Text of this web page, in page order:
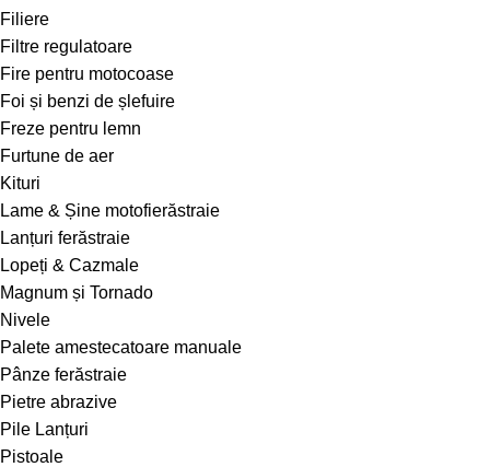
Filiere
Filtre regulatoare
Fire pentru motocoase
Foi și benzi de șlefuire
Freze pentru lemn
Furtune de aer
Kituri
Lame & Șine motofierăstraie
Lanțuri ferăstraie
Lopeți & Cazmale
Magnum și Tornado
Nivele
Palete amestecatoare manuale
Pânze ferăstraie
Pietre abrazive
Pile Lanțuri
Pistoale